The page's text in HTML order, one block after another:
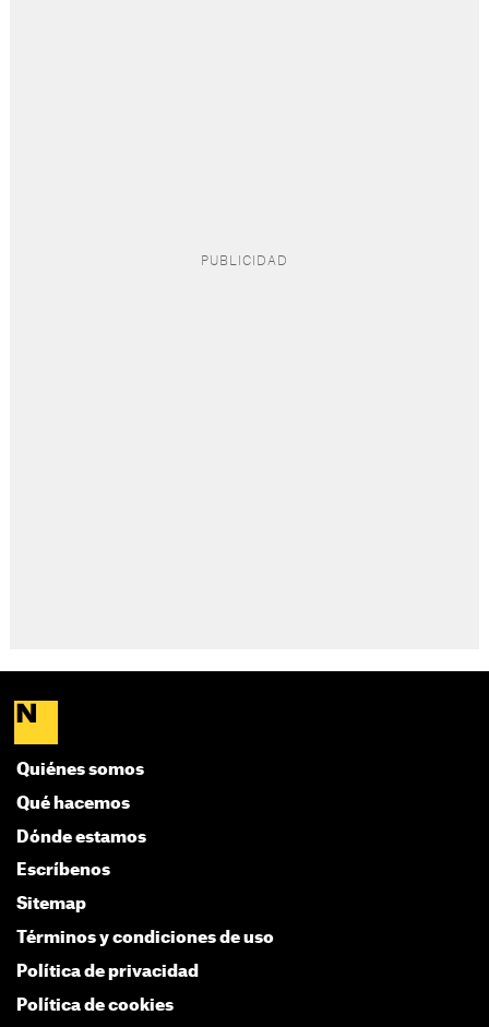
Quiénes somos
Qué hacemos
Dónde estamos
Escríbenos
Sitemap
Términos y condiciones de uso
Política de privacidad
Política de cookies